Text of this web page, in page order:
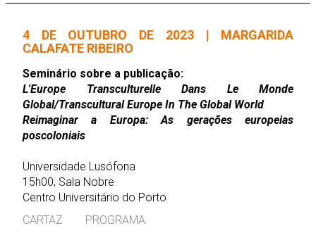
4 DE OUTUBRO DE 2023 | MARGARIDA
CALAFATE RIBEIRO
Seminário sobre a publicação:
L'Europe Transculturelle Dans Le Monde
Global/Transcultural Europe In The Global World
Reimaginar a Europa: As gerações europeias
poscoloniais
Universidade Lusófona
15h00, Sala Nobre
Centro Universitário do Porto
CARTAZ
PROGRAMA